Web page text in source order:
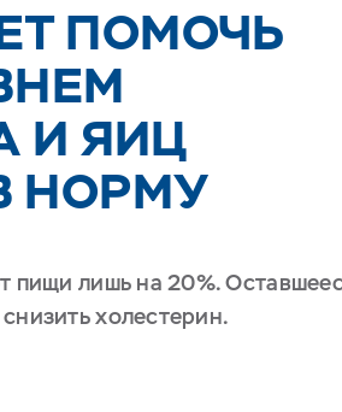
ПОМОЧЬ
И ЯИЦ
НОРМУ
пищи лишь на 20%.
холестерин.